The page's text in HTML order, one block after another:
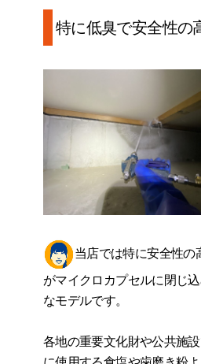
特に低臭で安全性の
当店では特に安全性の
がマイクロカプセルに閉じ
なモデルです。
各地の重要文化財や公共施